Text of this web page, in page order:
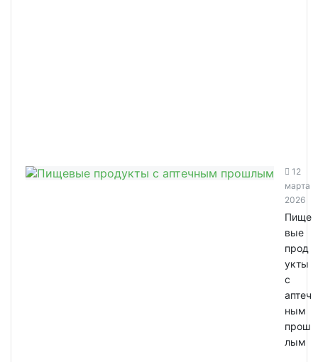
12
марта
2026
Пище
вые
прод
укты
с
аптеч
ным
прош
лым